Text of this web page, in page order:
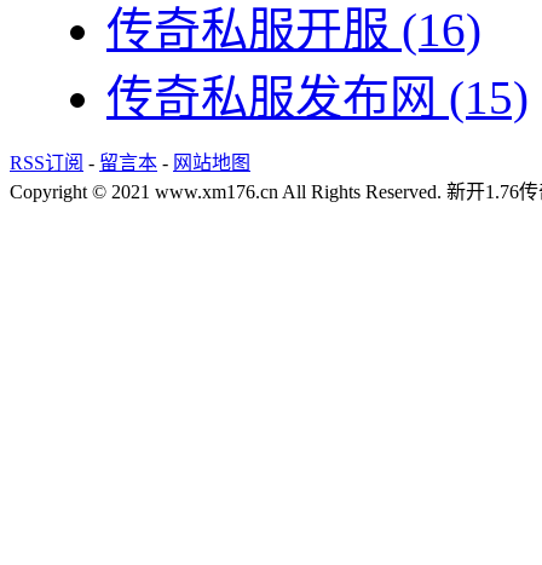
传奇私服开服 (16)
传奇私服发布网 (15)
RSS订阅 - 留言本 - 网站地图
Copyright © 2021 www.xm176.cn All Rights Reserved. 新开1.76